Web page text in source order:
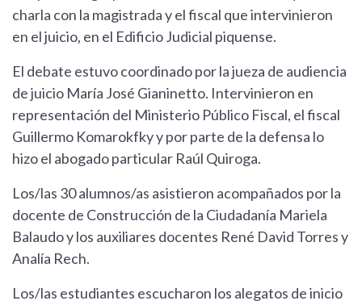
charla con la magistrada y el fiscal que intervinieron
en el juicio, en el Edificio Judicial piquense.
El debate estuvo coordinado por la jueza de audiencia
de juicio María José Gianinetto. Intervinieron en
representación del Ministerio Público Fiscal, el fiscal
Guillermo Komarokfky y por parte de la defensa lo
hizo el abogado particular Raúl Quiroga.
Los/las 30 alumnos/as asistieron acompañados por la
docente de Construcción de la Ciudadanía Mariela
Balaudo y los auxiliares docentes René David Torres y
Analía Rech.
Los/las estudiantes escucharon los alegatos de inicio